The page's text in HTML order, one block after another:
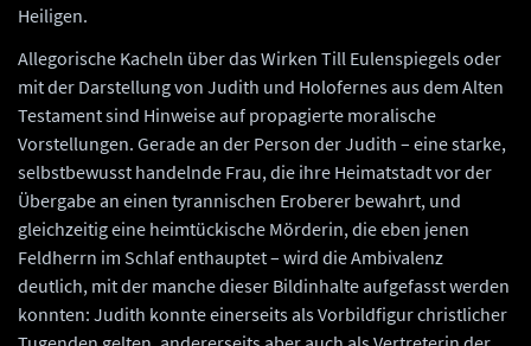
Heiligen.
Allegorische Kacheln über das Wirken Till Eulenspiegels oder
mit der Darstellung von Judith und Holofernes aus dem Alten
Testament sind Hinweise auf propagierte moralische
Vorstellungen. Gerade an der Person der Judith – eine starke,
selbstbewusst handelnde Frau, die ihre Heimatstadt vor der
Übergabe an einen tyrannischen Eroberer bewahrt, und
gleichzeitig eine heimtückische Mörderin, die eben jenen
Feldherrn im Schlaf enthauptet – wird die Ambivalenz
deutlich, mit der manche dieser Bildinhalte aufgefasst werden
konnten: Judith konnte einerseits als Vorbildfigur christlicher